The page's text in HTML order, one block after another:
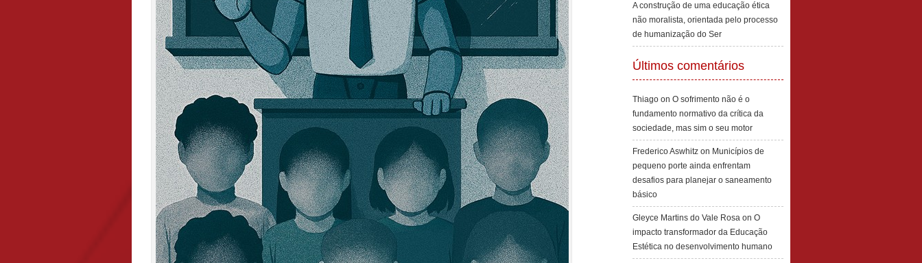
A construção de uma educação ética
não moralista, orientada pelo processo
de humanização do Ser
Últimos comentários
Thiago on O sofrimento não é o
fundamento normativo da crítica da
sociedade, mas sim o seu motor
Frederico Aswhitz on Municípios de
pequeno porte ainda enfrentam
desafios para planejar o saneamento
básico
Gleyce Martins do Vale Rosa on O
impacto transformador da Educação
Estética no desenvolvimento humano